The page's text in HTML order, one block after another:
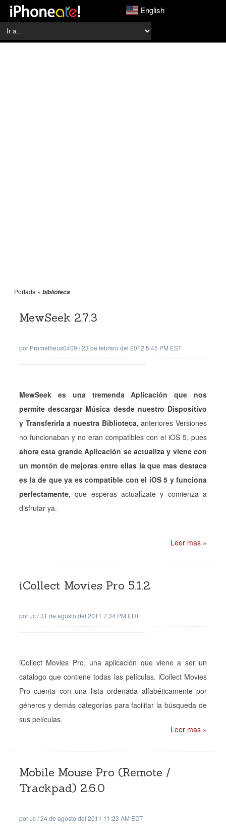
English
Portada » biblioteca
MewSeek 2.7.3
por Prometheus0409 /23 de febrero del 2012 5:45 PM EST
MewSeek es una tremenda Aplicación que nos
permite descargar Música desde nuestro Dispositivo
y Transferirla a nuestra Biblioteca, anteriores Versiones
no funcionaban y no eran compatibles con el iOS 5, pues
ahora esta grande Aplicación se actualiza y viene con
un montón de mejoras entre ellas la que mas destaca
es la de que ya es compatible con el iOS 5 y funciona
perfectamente, que esperas actualízate y comienza a
disfrutar ya.
Leer mas »
iCollect Movies Pro 5.1.2
porJc/31 de agosto del 2011 7:34 PM EDT
iCollect Movies Pro, una aplicación que viene a ser un
catalogo que contiene todas las películas. iCollect Movies
Pro cuenta con una lista ordenada alfabéticamente por
géneros y demás categorías para facilitar la búsqueda de
sus películas.
Leer mas »
Mobile Mouse Pro (Remote /
Trackpad) 2.6.0
porJc/24 de agosto del 2011 11:23 AM EDT